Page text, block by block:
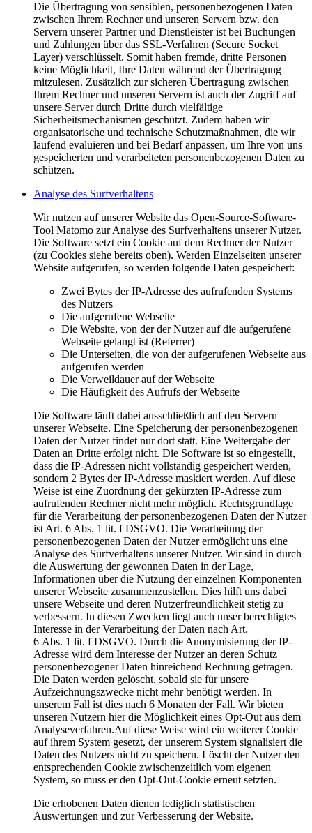
Die Übertragung von sensiblen, personenbezogenen Daten
zwischen Ihrem Rechner und unseren Servern bzw. den
Servern unserer Partner und Dienstleister ist bei Buchungen
und Zahlungen über das SSL-Verfahren (Secure Socket
Layer) verschlüsselt. Somit haben fremde, dritte Personen
keine Möglichkeit, Ihre Daten während der Übertragung
mitzulesen. Zusätzlich zur sicheren Übertragung zwischen
Ihrem Rechner und unseren Servern ist auch der Zugriff auf
unsere Server durch Dritte durch vielfältige
Sicherheitsmechanismen geschützt. Zudem haben wir
organisatorische und technische Schutzmaßnahmen, die wir
laufend evaluieren und bei Bedarf anpassen, um Ihre von uns
gespeicherten und verarbeiteten personenbezogenen Daten zu
schützen.
Analyse des Surfverhaltens
Wir nutzen auf unserer Website das Open-Source-Software-
Tool Matomo zur Analyse des Surfverhaltens unserer Nutzer.
Die Software setzt ein Cookie auf dem Rechner der Nutzer
(zu Cookies siehe bereits oben). Werden Einzelseiten unserer
Website aufgerufen, so werden folgende Daten gespeichert:
Zwei Bytes der IP-Adresse des aufrufenden Systems
des Nutzers
Die aufgerufene Webseite
Die Website, von der der Nutzer auf die aufgerufene
Webseite gelangt ist (Referrer)
Die Unterseiten, die von der aufgerufenen Webseite aus
aufgerufen werden
Die Verweildauer auf der Webseite
Die Häufigkeit des Aufrufs der Webseite
Die Software läuft dabei ausschließlich auf den Servern
unserer Webseite. Eine Speicherung der personenbezogenen
Daten der Nutzer findet nur dort statt. Eine Weitergabe der
Daten an Dritte erfolgt nicht. Die Software ist so eingestellt,
dass die IP-Adressen nicht vollständig gespeichert werden,
sondern 2 Bytes der IP-Adresse maskiert werden. Auf diese
Weise ist eine Zuordnung der gekürzten IP-Adresse zum
aufrufenden Rechner nicht mehr möglich. Rechtsgrundlage
für die Verarbeitung der personenbezogenen Daten der Nutzer
ist Art. 6 Abs. 1 lit. f DSGVO. Die Verarbeitung der
personenbezogenen Daten der Nutzer ermöglicht uns eine
Analyse des Surfverhaltens unserer Nutzer. Wir sind in durch
die Auswertung der gewonnen Daten in der Lage,
Informationen über die Nutzung der einzelnen Komponenten
unserer Webseite zusammenzustellen. Dies hilft uns dabei
unsere Webseite und deren Nutzerfreundlichkeit stetig zu
verbessern. In diesen Zwecken liegt auch unser berechtigtes
Interesse in der Verarbeitung der Daten nach Art.
6 Abs. 1 lit. f DSGVO. Durch die Anonymisierung der IP-
Adresse wird dem Interesse der Nutzer an deren Schutz
personenbezogener Daten hinreichend Rechnung getragen.
Die Daten werden gelöscht, sobald sie für unsere
Aufzeichnungszwecke nicht mehr benötigt werden. In
unserem Fall ist dies nach 6 Monaten der Fall. Wir bieten
unseren Nutzern hier die Möglichkeit eines Opt-Out aus dem
Analyseverfahren.Auf diese Weise wird ein weiterer Cookie
auf ihrem System gesetzt, der unserem System signalisiert die
Daten des Nutzers nicht zu speichern. Löscht der Nutzer den
entsprechenden Cookie zwischenzeitlich vom eigenen
System, so muss er den Opt-Out-Cookie erneut setzten.
Die erhobenen Daten dienen lediglich statistischen
Auswertungen und zur Verbesserung der Website.